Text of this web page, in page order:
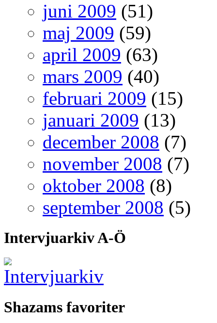
juni 2009 (51)
maj 2009 (59)
april 2009 (63)
mars 2009 (40)
februari 2009 (15)
januari 2009 (13)
december 2008 (7)
november 2008 (7)
oktober 2008 (8)
september 2008 (5)
Intervjuarkiv A-Ö
Shazams favoriter